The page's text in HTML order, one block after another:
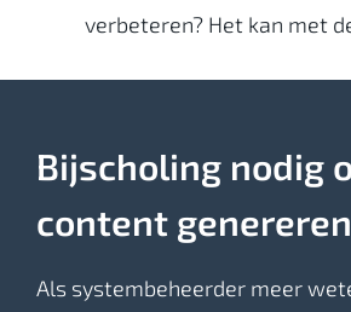
verbeteren? Het kan met
Bijscholing nodig
content
Als systembeheerder meer